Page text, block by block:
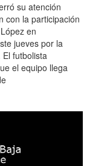
su atención
con la participación
en
jueves por la
El futbolista
el equipo llega